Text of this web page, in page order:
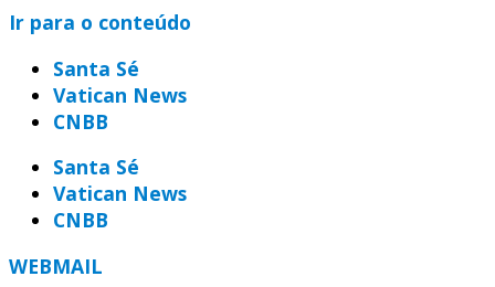
Ir para o conteúdo
Santa Sé
Vatican News
CNBB
Santa Sé
Vatican News
CNBB
WEBMAIL